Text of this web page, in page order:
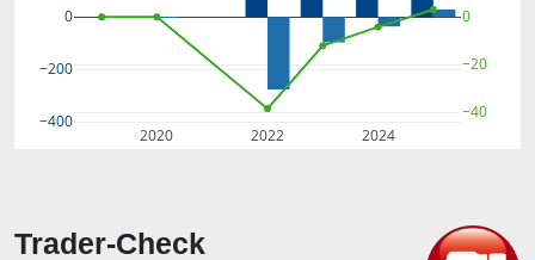
2020 2022 2024
−400
−200
0
−40
−20
0
Trader-Check